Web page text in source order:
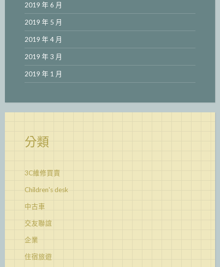
2019 年 6 月
2019 年 5 月
2019 年 4 月
2019 年 3 月
2019 年 1 月
分類
3C維修買賣
Children's desk
中古車
交友聯誼
企業
住宿旅遊